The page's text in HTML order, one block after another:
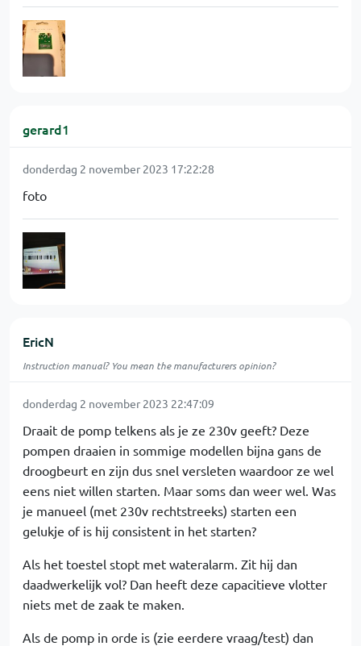
gerard1
donderdag 2 november 2023 17:22:28
foto
EricN
Instruction manual? You mean the manufacturers opinion?
donderdag 2 november 2023 22:47:09
Draait de pomp telkens als je ze 230v geeft? Deze
pompen draaien in sommige modellen bijna gans de
droogbeurt en zijn dus snel versleten waardoor ze wel
eens niet willen starten. Maar soms dan weer wel. Was
je manueel (met 230v rechtstreeks) starten een
gelukje of is hij consistent in het starten?
Als het toestel stopt met wateralarm. Zit hij dan
daadwerkelijk vol? Dan heeft deze capacitieve vlotter
niets met de zaak te maken.
Als de pomp in orde is (zie eerdere vraag/test) dan